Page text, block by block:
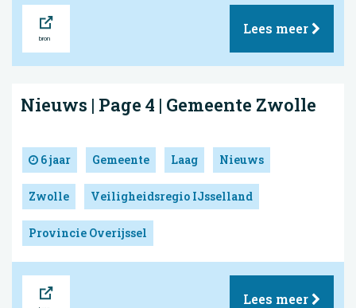
Lees meer
Nieuws | Page 4 | Gemeente Zwolle
6 jaar Gemeente Laag Nieuws
Zwolle Veiligheidsregio IJsselland
Provincie Overijssel
Lees meer